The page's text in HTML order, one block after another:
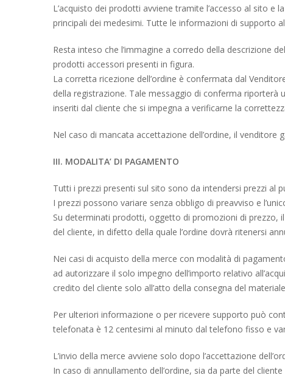
L’acquisto dei prodotti avviene tramite l’accesso al sito
principali dei medesimi. Tutte le informazioni di supporto
Resta inteso che l’immagine a corredo della descrizione
prodotti accessori presenti in figura.
La corretta ricezione dell’ordine è confermata dal
della registrazione. Tale messaggio di conferma riporterà
inseriti dal cliente che si impegna a verificarne la
Nel caso di mancata accettazione dell’ordine, il venditore
III. MODALITA’ DI PAGAMENTO
Tutti i prezzi presenti sul sito sono da intendersi prezzi al
I prezzi possono variare senza obbligo di preavviso e
Su determinati prodotti, oggetto di promozioni di prezzo,
del cliente, in difetto della quale l’ordine dovrà ritenersi
Nei casi di acquisto della merce con modalità di
ad autorizzare il solo impegno dell’importo relativo
credito del cliente solo all’atto della consegna del
Per ulteriori informazione o per ricevere supporto può
telefonata è 12 centesimi al minuto dal telefono fisso e
L’invio della merce avviene solo dopo l’accettazione
In caso di annullamento dell’ordine, sia da parte del